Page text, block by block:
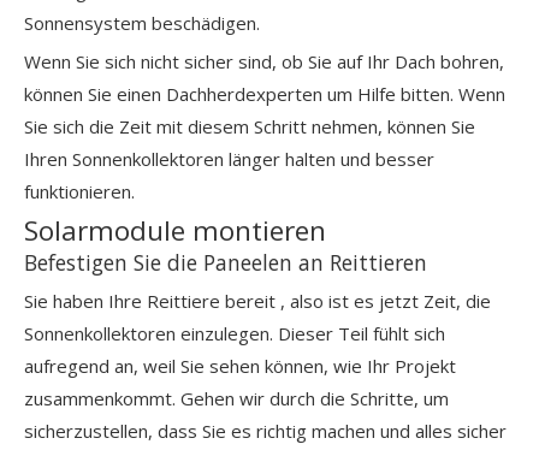
Sonnensystem beschädigen.
Wenn Sie sich nicht sicher sind, ob Sie auf Ihr Dach bohren,
können Sie einen Dachherdexperten um Hilfe bitten. Wenn
Sie sich die Zeit mit diesem Schritt nehmen, können Sie
Ihren Sonnenkollektoren länger halten und besser
funktionieren.
Solarmodule montieren
Befestigen Sie die Paneelen an Reittieren
Sie haben Ihre Reittiere bereit , also ist es jetzt Zeit, die
Sonnenkollektoren einzulegen. Dieser Teil fühlt sich
aufregend an, weil Sie sehen können, wie Ihr Projekt
zusammenkommt. Gehen wir durch die Schritte, um
sicherzustellen, dass Sie es richtig machen und alles sicher